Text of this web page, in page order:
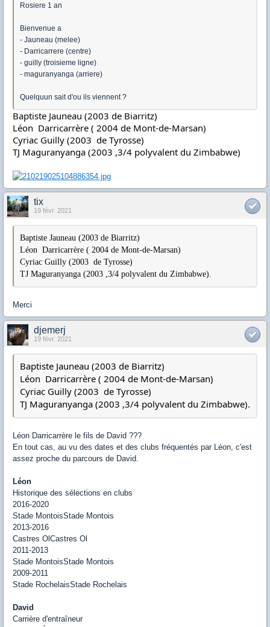
Rosiere 1 an
Bienvenue a
- Jauneau (melee)
- Darricarrere (centre)
- guilly (troisieme ligne)
- maguranyanga (arriere)
Quelquun sait d'ou ils viennent ?
Baptiste Jauneau (2003 de Biarritz)
Léon Darricarrère ( 2004 de Mont-de-Marsan)
Cyriac Guilly (2003 de Tyrosse)
TJ Maguranyanga (2003 ,3/4 polyvalent du Zimbabwe)
tix
19 févr. 2021
Baptiste Jauneau (2003 de Biarritz)
Léon Darricarrère ( 2004 de Mont-de-Marsan)
Cyriac Guilly (2003 de Tyrosse)
TJ Maguranyanga (2003 ,3/4 polyvalent du Zimbabwe).
Merci
djemerj
19 févr. 2021
Baptiste Jauneau (2003 de Biarritz)
Léon Darricarrère ( 2004 de Mont-de-Marsan)
Cyriac Guilly (2003 de Tyrosse)
TJ Maguranyanga (2003 ,3/4 polyvalent du Zimbabwe).
Léon Darricarrère le fils de David ???
En tout cas, au vu des dates et des clubs fréquentés par Léon, c'est
assez proche du parcours de David.
Léon
Historique des sélections en clubs
2016-2020
Stade MontoisStade Montois
2013-2016
Castres OlCastres Ol
2011-2013
Stade MontoisStade Montois
2009-2011
Stade RochelaisStade Rochelais
David
Carrière d'entraîneur